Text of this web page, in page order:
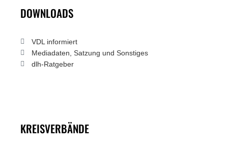
DOWNLOADS
VDL informiert
Mediadaten, Satzung und Sonstiges
dlh-Ratgeber
KREISVERBÄNDE